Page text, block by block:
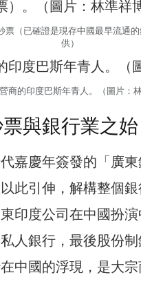
票（已確證是現存中國最早流通
供）
商的印度巴斯年青人。（圖片：
與銀行業之始
嘉慶年簽發的「廣
此引伸，解構整個
印度公司在中國扮
人銀行，最後股份
中國的浮現，是大